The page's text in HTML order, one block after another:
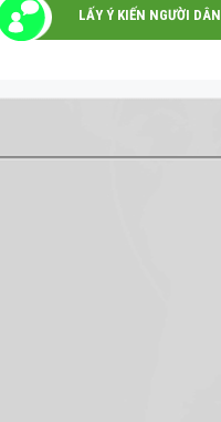
LẤY Ý KIẾN NGƯỜI DÂN